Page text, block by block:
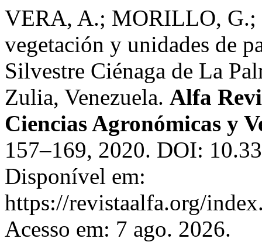
VERA, A.; MORILLO, G.;
vegetación y unidades de
Silvestre Ciénaga de La
Zulia, Venezuela. Alfa
Ciencias Agronómicas y
157–169, 2020. DOI:
Disponível em:
https://revistaalfa.org/
Acesso em: 7 ago. 2026.